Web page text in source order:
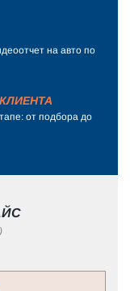
на авто по
от подбора до